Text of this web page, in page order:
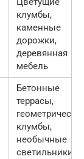
клумбы,
каменные
дорожки,
деревянная
мебель
Бетонные
террасы,
клумбы,
необычные
светильники